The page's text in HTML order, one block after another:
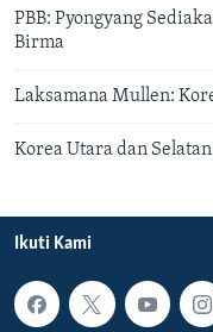
PBB: Pyongyang
Birma
Laksamana Mullen:
Korea Utara dan
Ikuti Kami